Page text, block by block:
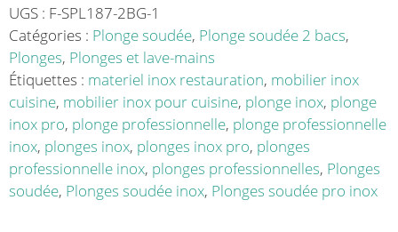
sans
étagère,
inox
ferritique,
2
bacs,
longueur
1800
mm
UGS : F-SPL187-2BG-1
Catégories : Plonge soudée, Plonge soudée 2 bacs,
Plonges, Plonges et lave-mains
Étiquettes : materiel inox restauration, mobilier inox
cuisine, mobilier inox pour cuisine, plonge inox, plonge
inox pro, plonge professionnelle, plonge professionnelle
inox, plonges inox, plonges inox pro, plonges
professionnelle inox, plonges professionnelles, Plonges
soudée, Plonges soudée inox, Plonges soudée pro inox